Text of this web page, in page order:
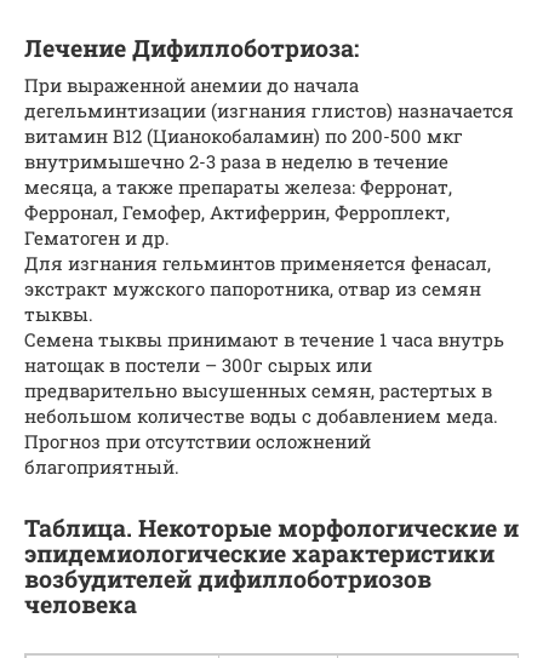
Лечение Дифиллоботриоза:
При выраженной анемии до начала
дегельминтизации (изгнания глистов) назначается
витамин В12 (Цианокобаламин) по 200-500 мкг
внутримышечно 2-3 раза в неделю в течение
месяца, а также препараты железа: Ферронат,
Ферронал, Гемофер, Актиферрин, Ферроплект,
Гематоген и др.
Для изгнания гельминтов применяется фенасал,
экстракт мужского папоротника, отвар из семян
тыквы.
Семена тыквы принимают в течение 1 часа внутрь
натощак в постели – 300г сырых или
предварительно высушенных семян, растертых в
небольшом количестве воды с добавлением меда.
Прогноз при отсутствии осложнений
благоприятный.
Таблица. Некоторые морфологические и
эпидемиологические характеристики
возбудителей дифиллоботриозов
человека